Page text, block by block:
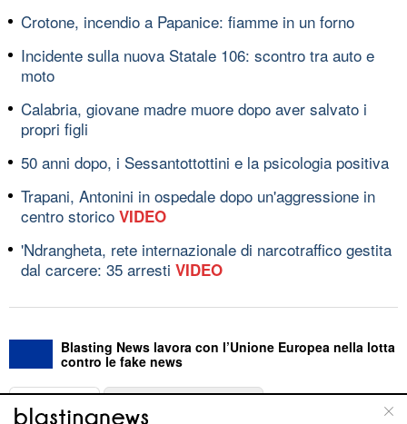
Crotone, incendio a Papanice: fiamme in un forno
Incidente sulla nuova Statale 106: scontro tra auto e
moto
Calabria, giovane madre muore dopo aver salvato i
propri figli
50 anni dopo, i Sessantottottini e la psicologia positiva
Trapani, Antonini in ospedale dopo un'aggressione in
centro storico VIDEO
'Ndrangheta, rete internazionale di narcotraffico gestita
dal carcere: 35 arresti VIDEO
Blasting News lavora con l’Unione Europea nella lotta
contro le fake news
ABOUT